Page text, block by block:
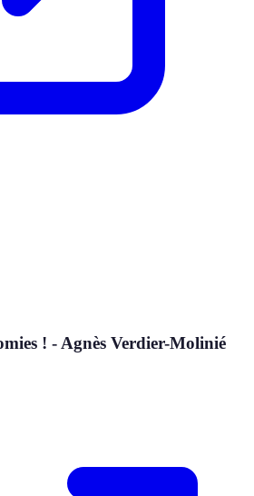
! - Agnès Verdier-Molinié